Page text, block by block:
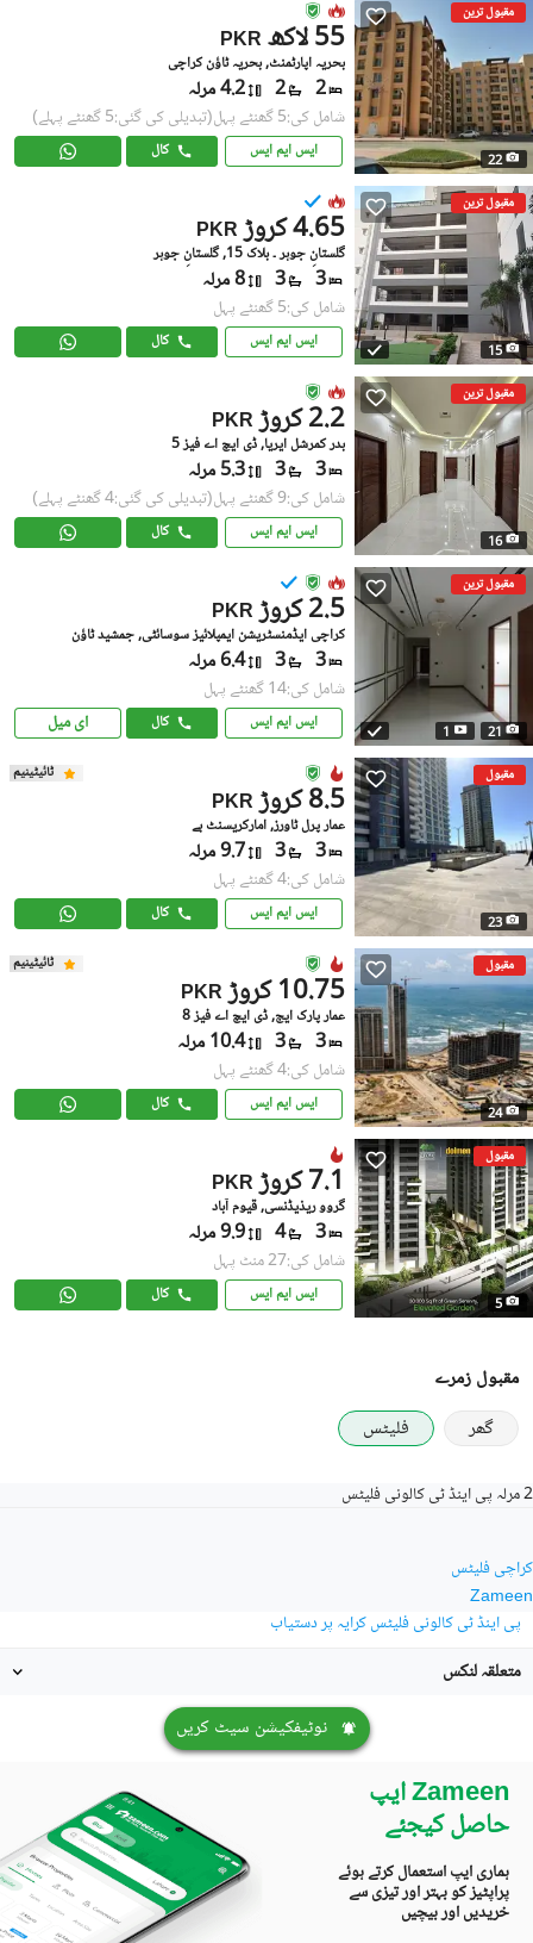
مقبول ترین
22
PKR 55 لاکھ
بحریہ اپارٹمنٹ, بحریہ ٹاؤن کراچی
2
2 4.2 مرلہ
شامل کی:5 گھنٹے پہل (تبدیلی کی گئی:5 گھنٹے پہلے)
ایس ایم ایس کال
مقبول ترین
15
PKR 4.65 کروڑ
گلستانِِ جوہر ۔ بلاک 15, گلستانِ جوہر
3
3 8 مرلہ
شامل کی:5 گھنٹے پہل
ایس ایم ایس کال
مقبول ترین
16
PKR 2.2 کروڑ
بدر کمرشل ایریا, ڈی ایچ اے فیز 5
3
3 5.3 مرلہ
شامل کی:9 گھنٹے پہل (تبدیلی کی گئی:4 گھنٹے پہلے)
ایس ایم ایس کال
مقبول ترین
21
1
PKR 2.5 کروڑ
کراچی ایڈمنسٹریشن ایمپلائیز سوسائٹی, جمشید ٹاؤن
3
3 6.4 مرلہ
شامل کی:14 گھنٹے پہل
ایس ایم ایس کال ای میل
مقبول
23
ٹائیٹینیم
PKR 8.5 کروڑ
عمار پرل ٹاورز, امارکریسنٹ بے
3
3 9.7 مرلہ
شامل کی:4 گھنٹے پہل
ایس ایم ایس کال
مقبول
24
ٹائیٹینیم
PKR 10.75 کروڑ
عمار پارک ایج, ڈی ایچ اے فیز 8
3
3 10.4 مرلہ
شامل کی:4 گھنٹے پہل
ایس ایم ایس کال
مقبول
5
PKR 7.1 کروڑ
گروو ریذیڈنسی, قیوم آباد
3
4 9.9 مرلہ
شامل کی:27 منٹ پہل
ایس ایم ایس کال
مقبول زمرے
گھر
فلیٹس
Zameen
کراچی فلیٹس
2 مرلہ پی اینڈ ٹی کالونی فلیٹس
پی اینڈ ٹی کالونی فلیٹس کرایہ پر دستیاب
متعلقہ لنکس
نوٹیفکیشن سیٹ کریں
Zameen ایپ
حاصل کیجئے
ہماری ایپ استعمال کرتے ہوئے
پراپٹیز کو بہتر اور تیزی سے
خریدیں اور بیچیں